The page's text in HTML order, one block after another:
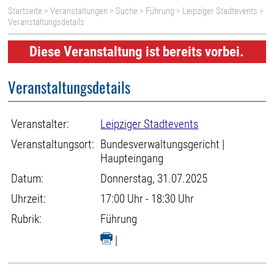
Startseite >Veranstaltungen > Suche > Führung > Leipziger Stadtevents >
Veranstaltungsdetails
Diese Veranstaltung ist bereits vorbei.
Veranstaltungsdetails
Veranstalter:
Leipziger Stadtevents
Veranstaltungsort: Bundesverwaltungsgericht |
Haupteingang
Datum:
Donnerstag, 31.07.2025
Uhrzeit:
17:00 Uhr - 18:30 Uhr
Rubrik:
Führung
|